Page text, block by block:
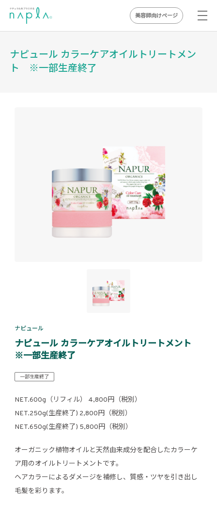
content
美容師向けページ
ナピュール カラーケアオイルトリートメン
ト ※一部生産終了
ナピュール
ナピュール カラーケアオイルトリートメント
※一部生産終了
一部生産終了
NET.600g（リフィル） 4,800円（税別）
NET.250g(生産終了) 2,800円（税別）
NET.650g(生産終了) 5,800円（税別）
オーガニック植物オイルと天然由来成分を配合したカラーケ
ア用のオイルトリートメントです。
ヘアカラーによるダメージを補修し、質感・ツヤを引き出し
毛髪を彩ります。